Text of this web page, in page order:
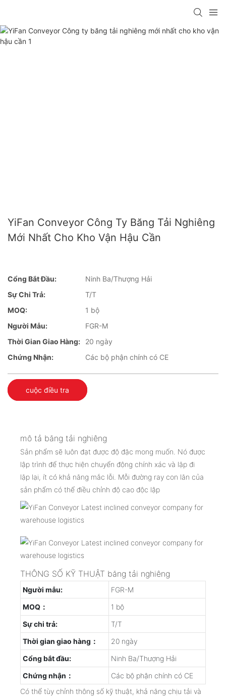
YiFan Conveyor Công Ty Băng Tải Nghiêng
Mới Nhất Cho Kho Vận Hậu Cần
Cổng Bắt Đầu:
Ninh Ba/Thượng Hải
Sự Chi Trả:
T/T
MOQ:
1 bộ
Người Mẫu:
FGR-M
Thời Gian Giao Hàng:
20 ngày
Chứng Nhận:
Các bộ phận chính có CE
cuộc điều tra
mô tả băng tải nghiêng
Sản phẩm sẽ luôn đạt được độ đặc mong muốn. Nó được
lập trình để thực hiện chuyển động chính xác và lặp đi
lặp lại, ít có khả năng mắc lỗi. Mỗi đường ray con lăn của
sản phẩm có thể điều chỉnh độ cao độc lập
THÔNG SỐ KỸ THUẬT băng tải nghiêng
Người mẫu:
FGR-M
MOQ：
1 bộ
Sự chi trả:
T/T
Thời gian giao hàng：
20 ngày
Cổng bắt đầu:
Ninh Ba/Thượng Hải
Chứng nhận：
Các bộ phận chính có CE
Có thể tùy chỉnh thông số kỹ thuật, khả năng chịu tải và